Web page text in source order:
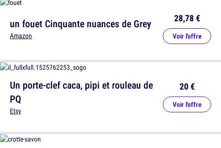
un fouet Cinquante nuances de Grey
Amazon
28,78 €
Voir l'offre
Un porte-clef caca, pipi et rouleau de
PQ
Etsy
20 €
Voir l'offre